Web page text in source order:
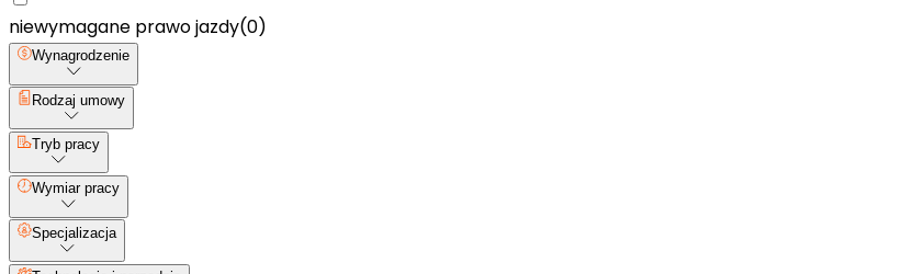
niewymagane prawo jazdy(0)
Wynagrodzenie
Rodzaj umowy
Tryb pracy
Wymiar pracy
Specjalizacja